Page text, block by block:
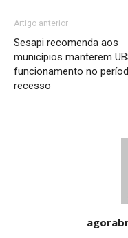
Artigo anterior
Sesapi recomenda aos
municípios manterem
funcionamento no
recesso